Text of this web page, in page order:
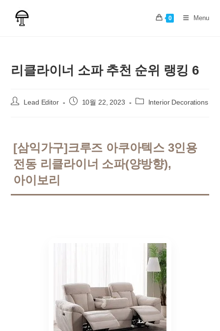
0 Menu
리클라이너 소파 추천 순위 랭킹 6
Post Lead Editor
Post 10월 22, 2023
Post Interior Decorations
[삼익가구]크루즈 아쿠아텍스 3인용
전동 리클라이너 소파(양방향),
아이보리